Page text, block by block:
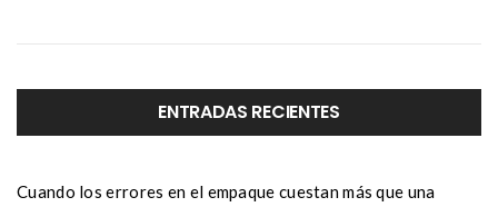
ENTRADAS RECIENTES
Cuando los errores en el empaque cuestan más que una